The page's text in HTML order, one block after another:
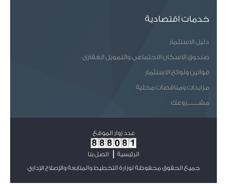
خدمات اقتصادية
دليل الاستثمار
صندوق الاسكان الاجتماعى والتمويل العقارى
قوانين ولوائح الاستثمار
مزايدات ومناقصات محلية
مشـــــــروعك
عدد زوار الموقع
الرئيسية
اتصل بنا
جميع الحقوق محفوظة لوزارة التخطيط والمتابعة والإصلاح الإداري